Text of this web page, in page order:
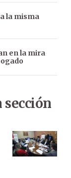
la misma
en la mira
sección